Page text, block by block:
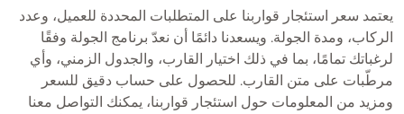
يعتمد سعر استئجار قواربنا على المتطلبات المحددة للعميل، وعدد
الركاب، ومدة الجولة. ويسعدنا دائمًا أن نعدّ برنامج الجولة وفقًا
لرغباتك تمامًا، بما في ذلك اختيار القارب، والجدول الزمني، وأي
مرطّبات على متن القارب. للحصول على حساب دقيق للسعر
ومزيد من المعلومات حول استئجار قواربنا، يمكنك التواصل معنا